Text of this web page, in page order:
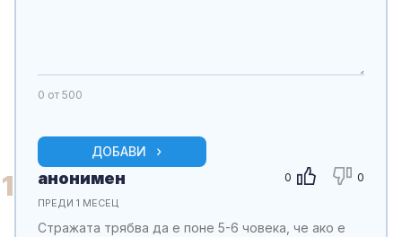
0 от 500
ДОБАВИ
1 0 0
анонимен
ПРЕДИ 1 МЕСЕЦ
Стражата трябва да е поне 5-6 човека, че ако е